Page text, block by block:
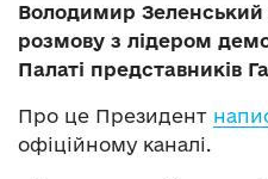
Володимир Зеленський
розмову з лідером
Палаті представників
Про це Президент
офіційному каналі.